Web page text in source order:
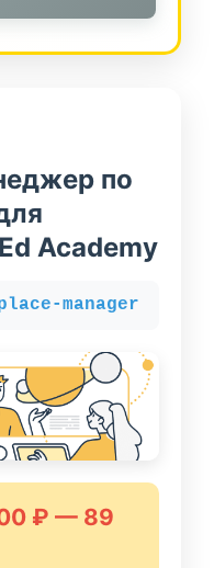
по
Academy
manager
₽ — 89